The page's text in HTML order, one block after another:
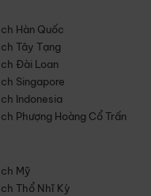
Hàn Quốc
Tây Tạng
Đài Loan
Singapore
Indonesia
Phượng Hoàng Cổ Trấn
Mỹ
Thổ Nhĩ Kỳ